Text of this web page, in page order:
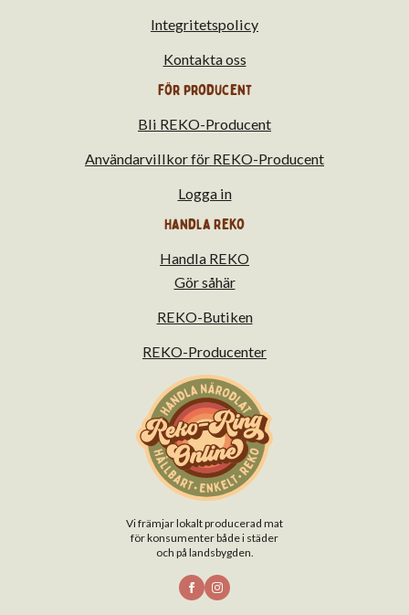
Vi främjar lokalt producerad mat
för konsumenter både i städer
och på landsbygden.
Handla Reko
Handla REKO
Gör såhär
REKO-Butiken
REKO-Producenter
För producent
Bli REKO-Producent
Användarvillkor för REKO-Producent
Logga in
Integritetspolicy
Kontakta oss